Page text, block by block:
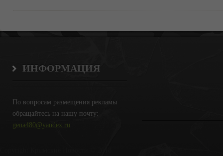
ИНФОРМАЦИЯ
По вопросам размещения рекламы
обращайтесь на нашу почту:
gena480@yandex.ru